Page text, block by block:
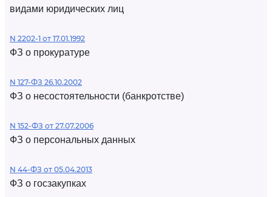
видами юридических лиц
N 2202-1 от 17.01.1992
ФЗ о прокуратуре
N 127-ФЗ 26.10.2002
ФЗ о несостоятельности (банкротстве)
N 152-ФЗ от 27.07.2006
ФЗ о персональных данных
N 44-ФЗ от 05.04.2013
ФЗ о госзакупках